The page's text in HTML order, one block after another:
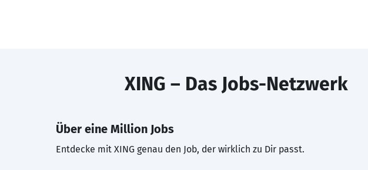
XING – Das Jobs-Netzwerk
Über eine Million Jobs
Entdecke mit XING genau den Job, der wirklich zu Dir passt.